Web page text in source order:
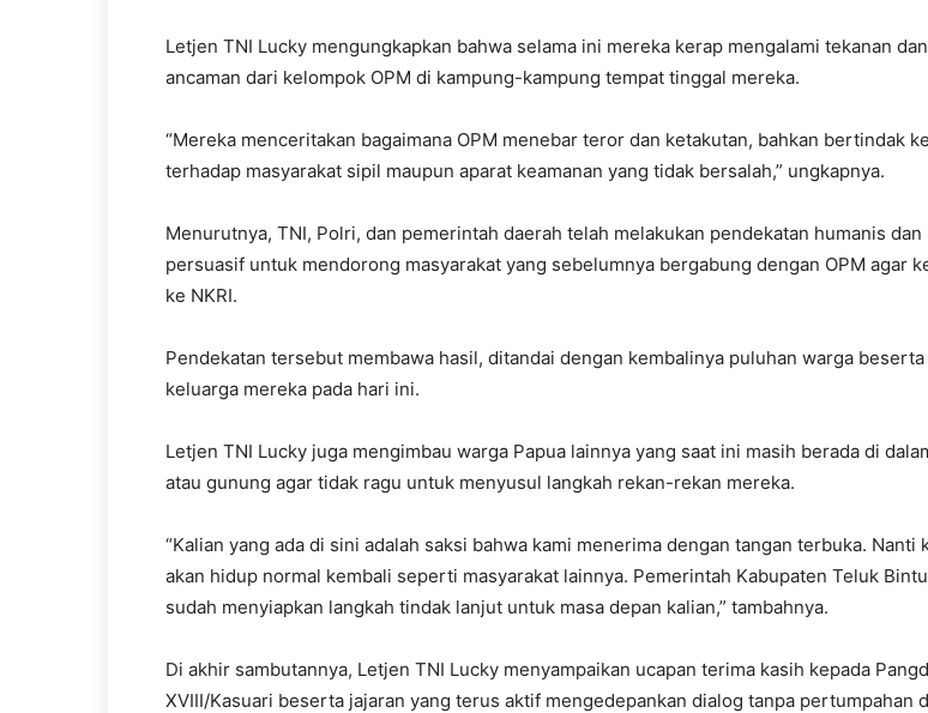
Letjen TNI Lucky mengungkapkan bahwa selama ini mereka kerap mengalami tekanan dan
ancaman dari kelompok OPM di kampung-kampung tempat tinggal mereka.
“Mereka menceritakan bagaimana OPM menebar teror dan ketakutan, bahkan bertindak
terhadap masyarakat sipil maupun aparat keamanan yang tidak bersalah,” ungkapnya.
Menurutnya, TNI, Polri, dan pemerintah daerah telah melakukan pendekatan humanis dan
persuasif untuk mendorong masyarakat yang sebelumnya bergabung dengan OPM agar
ke NKRI.
Pendekatan tersebut membawa hasil, ditandai dengan kembalinya puluhan warga beserta
keluarga mereka pada hari ini.
Letjen TNI Lucky juga mengimbau warga Papua lainnya yang saat ini masih berada di
atau gunung agar tidak ragu untuk menyusul langkah rekan-rekan mereka.
“Kalian yang ada di sini adalah saksi bahwa kami menerima dengan tangan terbuka. Nanti
akan hidup normal kembali seperti masyarakat lainnya. Pemerintah Kabupaten Teluk
sudah menyiapkan langkah tindak lanjut untuk masa depan kalian,” tambahnya.
Di akhir sambutannya, Letjen TNI Lucky menyampaikan ucapan terima kasih kepada
XVIII/Kasuari beserta jajaran yang terus aktif mengedepankan dialog tanpa pertumpahan